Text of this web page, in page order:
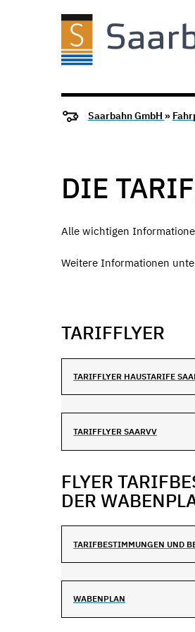
Saarbahn GmbH »
DIE
Alle wichtigen
Weitere Informationen
TARIFFLYER
TARIFFLYER HAUSTARIFE
TARIFFLYER SAARVV
FLYER
DER
TARIFBESTIMMUNGEN UND
WABENPLAN